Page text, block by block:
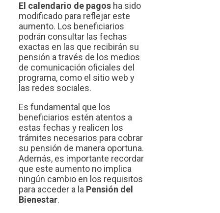
El calendario de pagos ha sido
modificado para reflejar este
aumento. Los beneficiarios
podrán consultar las fechas
exactas en las que recibirán su
pensión a través de los medios
de comunicación oficiales del
programa, como el sitio web y
las redes sociales.
Es fundamental que los
beneficiarios estén atentos a
estas fechas y realicen los
trámites necesarios para cobrar
su pensión de manera oportuna.
Además, es importante recordar
que este aumento no implica
ningún cambio en los requisitos
para acceder a la Pensión del
Bienestar.